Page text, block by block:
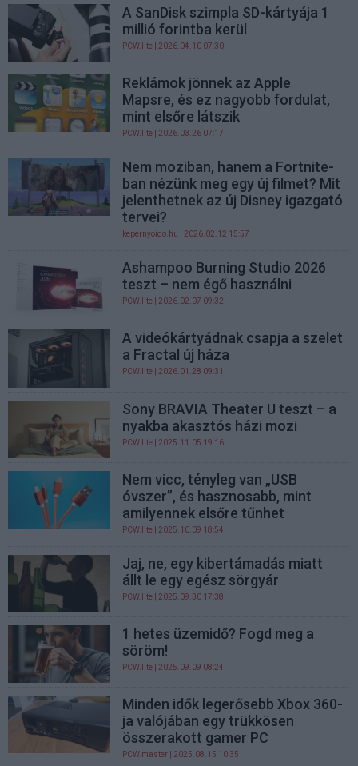
A SanDisk szimpla SD-kártyája 1
millió forintba kerül
PCW.lite | 2026.04.10 07:30
Reklámok jönnek az Apple
Mapsre, és ez nagyobb fordulat,
mint elsőre látszik
PCW.lite | 2026.03.26 07:17
Nem moziban, hanem a Fortnite-
ban nézünk meg egy új filmet? Mit
jelenthetnek az új Disney igazgató
tervei?
kepernyoido.hu | 2026.02.12 15:57
Ashampoo Burning Studio 2026
teszt – nem égő használni
PCW.lite | 2026.02.07 09:32
A videókártyádnak csapja a szelet
a Fractal új háza
PCW.lite | 2026.01.28 09:31
Sony BRAVIA Theater U teszt – a
nyakba akasztós házi mozi
PCW.lite | 2025.11.05 19:16
Nem vicc, tényleg van „USB
óvszer”, és hasznosabb, mint
amilyennek elsőre tűnhet
PCW.lite | 2025.10.09 18:54
Jaj, ne, egy kibertámadás miatt
állt le egy egész sörgyár
PCW.lite | 2025.09.30 17:38
1 hetes üzemidő? Fogd meg a
söröm!
PCW.lite | 2025.09.09 08:24
Minden idők legerősebb Xbox 360-
ja valójában egy trükkösen
összerakott gamer PC
PCW.master | 2025.08.15 10:35